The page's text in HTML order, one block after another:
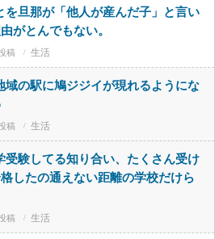
を旦那が「他人が産んだ子」と言い
がとんでもない。
生活
域の駅に鳩ジジイが現れるようにな
生活
受験してる知り合い、たくさん受け
したの通えない距離の学校だけら
生活